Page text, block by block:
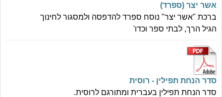
אשר יצר (ספרד)
ברכת "אשר יצר" נוסח ספרד להדפסה ולמסגור לחינוך
הגיל הרך, לבתי ספר וכדו'
סדר הנחת תפילין - רוסית
סדר הנחת תפילין בעברית ומתורגם לרוסית.